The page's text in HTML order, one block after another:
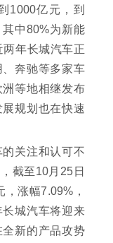
1000亿元，到
中80%为新能
年长城汽车正
奔驰等多家车
等地相继发布
规划也在快速
关注和认可不
截至10月25日
涨幅7.09%，
城汽车将迎来
新的产品攻势